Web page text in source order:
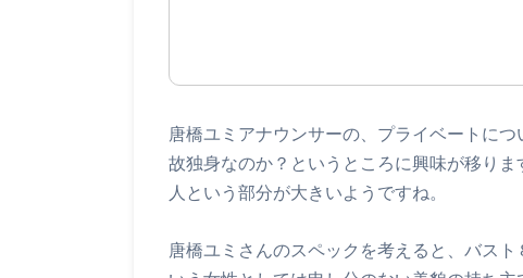
唐橋ユミアナウンサーの、プライベートに
故独身なのか？というところに興味が移り
人という部分が大きいようですね。
唐橋ユミさんのスペックを考えると、バス